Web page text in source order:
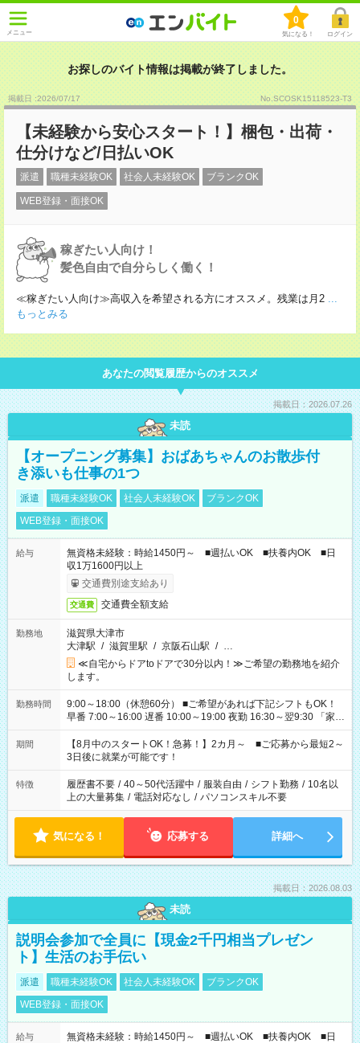
メニュー
0
気になる！ ログイン
お探しのバイト情報は掲載が終了しました。
掲載日 :2026/07/17 No.SCOSK15118523-T3
【未経験から安心スタート！】梱包・出荷・
仕分けなど/日払いOK
派遣 職種未経験OK 社会人未経験OK ブランクOK
WEB登録・面接OK
稼ぎたい人向け！
髪色自由で自分らしく働く！
≪稼ぎたい人向け≫高収入を希望される方にオススメ。残業は月2 ...
もっとみる
あなたの閲覧履歴からのオススメ
掲載日：2026.07.26
未読
【オープニング募集】おばあちゃんのお散歩付
き添いも仕事の1つ
派遣 職種未経験OK 社会人未経験OK
ブランクOK
WEB登録・面接OK
給与
無資格未経験：時給1450円～ ■週払いOK ■扶養内OK ■日
収1万1600円以上
交通費別途支給あり
交通費 交通費全額支給
勤務地
滋賀県大津市
大津駅 / 滋賀里駅 / 京阪石山駅 / …
≪自宅からドアtoドアで30分以内！≫ご希望の勤務地を紹介
します。
勤務時間
9:00～18:00（休憩60分） ■ご希望があれば下記シフトもOK！
早番 7:00～16:00 遅番 10:00～19:00 夜勤 16:30～翌9:30 「家族
と休みを合わせたい」 「余裕を持って夕飯の準備がしたい」
「できれば残業はしたくない」 など、ご希望を教えてください
ね。 ※Wワーク希望の方へ 今ご覧のお仕事で希望する勤務時間
と、もう1つのお仕事の勤務時間。 合計で週40時間を超える場
合は応募できません。
期間
【8月中のスタートOK！急募！】2カ月～ ■ご応募から最短2～
3日後に就業が可能です！
特徴 履歴書不要 / 40～50代活躍中 / 服装自由 / シフト勤務 / 10名以
上の大量募集 / 電話対応なし / パソコンスキル不要
気になる！ 応募する 詳細へ
掲載日：2026.08.03
未読
説明会参加で全員に【現金2千円相当プレゼン
ト】生活のお手伝い
派遣 職種未経験OK 社会人未経験OK
ブランクOK
WEB登録・面接OK
給与
無資格未経験：時給1450円～ ■週払いOK ■扶養内OK ■日